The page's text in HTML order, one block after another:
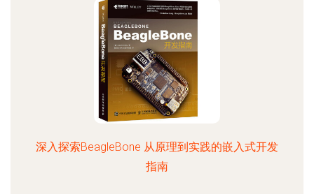
深入探索BeagleBone 从原理到实践的嵌入式开发
指南